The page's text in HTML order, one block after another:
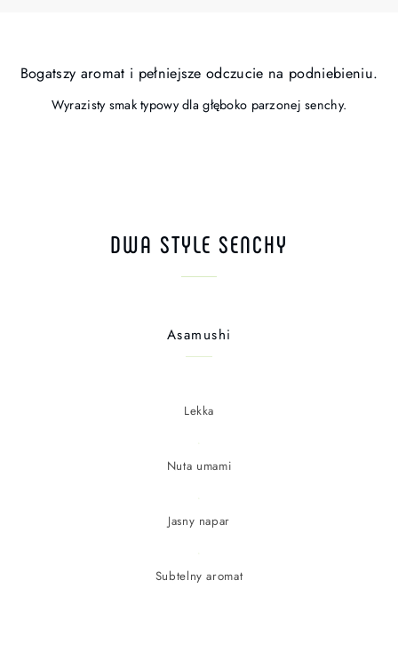
Bogatszy aromat i pełniejsze odczucie na podniebieniu.
Wyrazisty smak typowy dla głęboko parzonej senchy.
DWA STYLE SENCHY
Asamushi
Lekka
Nuta umami
Jasny napar
Subtelny aromat